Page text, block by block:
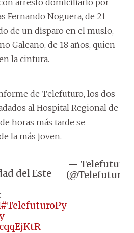
Fernando Noguera, de 21
de un disparo en el muslo,
Galeano, de 18 años, quien
la cintura.
de Telefuturo, los dos
al Hospital Regional de
horas más tarde se
la más joven.
del Este
#TelefuturoPy
— Telefuturo
(@Telefuturo)